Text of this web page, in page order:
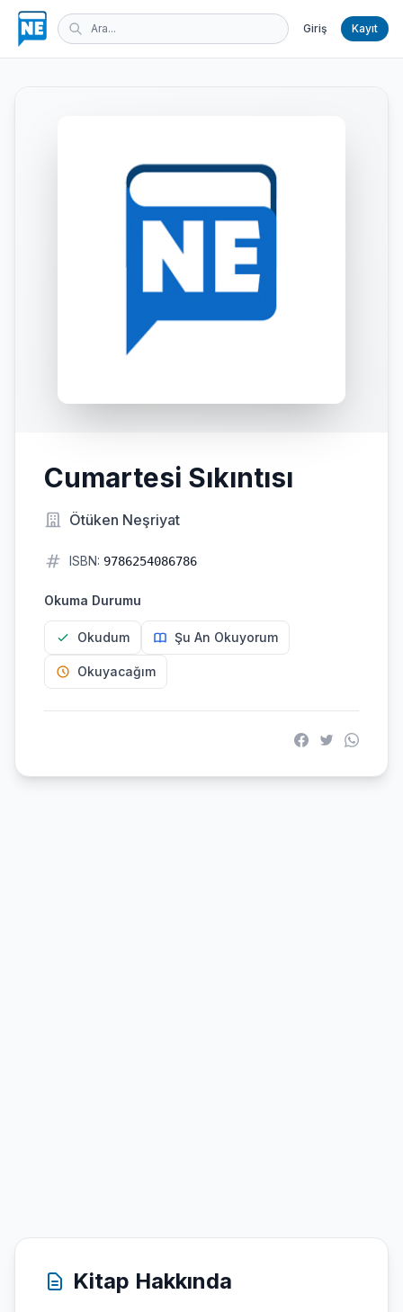
Giriş Kayıt
Cumartesi Sıkıntısı
Ötüken Neşriyat
ISBN: 9786254086786
Okuma Durumu
Okudum Şu An Okuyorum
Okuyacağım
Kitap Hakkında